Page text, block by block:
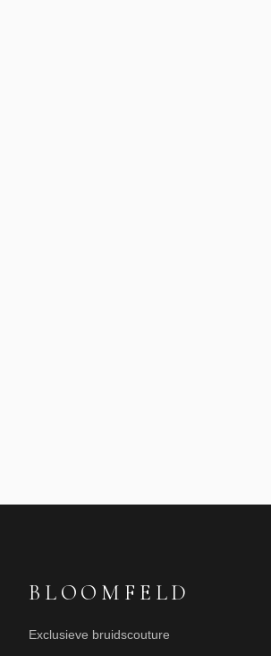
BLOOMFELD
Exclusieve bruidscouture